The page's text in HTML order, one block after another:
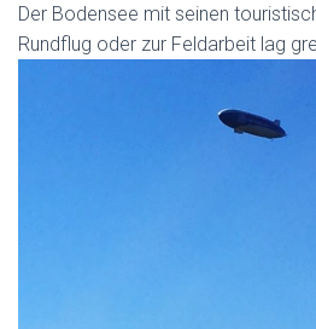
Der Bodensee mit seinen
Rundflug oder zur Feldarbeit lag